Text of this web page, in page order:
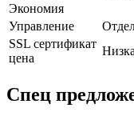
Экономия
Управление
SSL сертификат
цена
Спец